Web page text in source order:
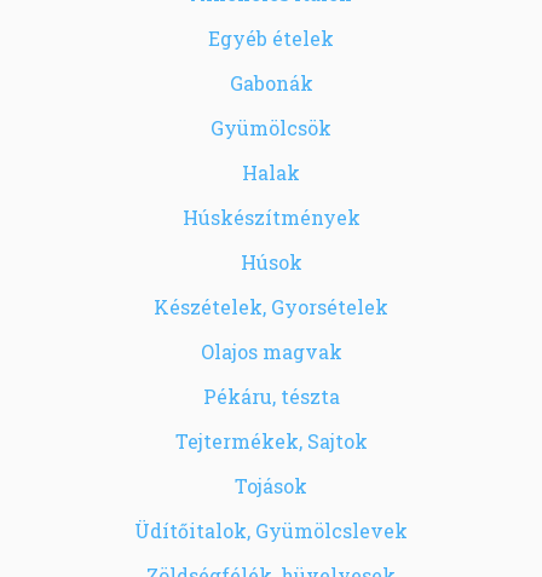
Egyéb ételek
Gabonák
Gyümölcsök
Halak
Húskészítmények
Húsok
Készételek, Gyorsételek
Olajos magvak
Pékáru, tészta
Tejtermékek, Sajtok
Tojások
Üdítőitalok, Gyümölcslevek